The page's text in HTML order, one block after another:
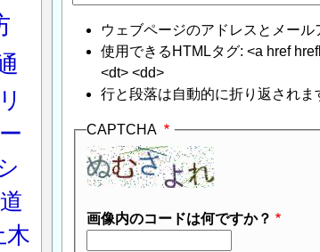
ウェブページのアドレスとメール
使用できるHTMLタグ: <a href
<dt> <dd>
行と段落は自動的に折り返されま
CAPTCHA
画像内のコードは何ですか？
道
木